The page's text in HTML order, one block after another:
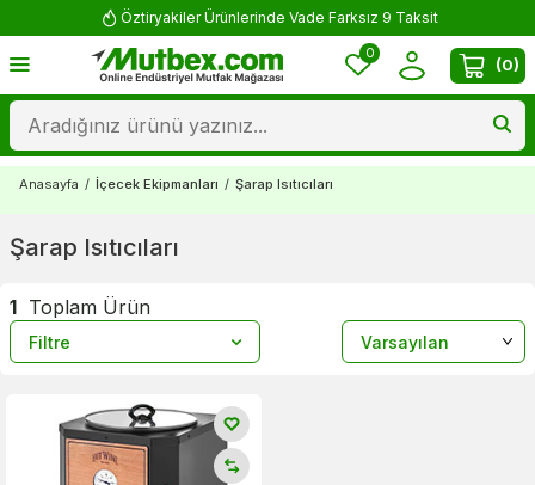
Öztiryakiler Ürünlerinde Vade Farksız 9 Taksit
0
(0)
Anasayfa / İçecek Ekipmanları / Şarap Isıtıcıları
Şarap Isıtıcıları
1 Toplam Ürün
Filtre